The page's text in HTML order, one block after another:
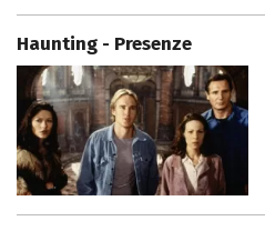
Haunting - Presenze